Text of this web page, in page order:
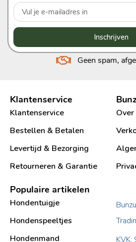
Inschrijven
Geen spam,
Klantenservice
Klantenservice
Bestellen & Betalen
Levertijd & Bezorging
Retourneren & Garantie
Over
Populaire artikelen
Hondentuigje
Hondenspeeltjes
Hondenmand